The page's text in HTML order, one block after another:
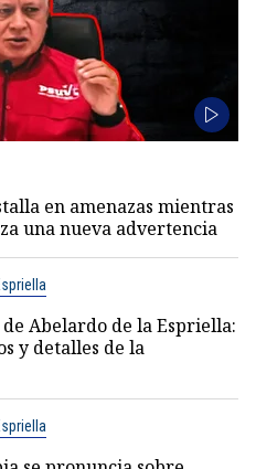
en amenazas mientras
una nueva advertencia
Abelardo de la Espriella:
y detalles de la